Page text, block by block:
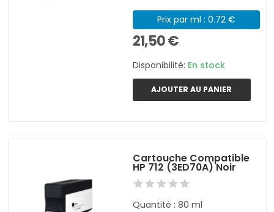
Prix par ml : 0.72 €
21,50 €
Disponibilité: En stock
AJOUTER AU PANIER
Cartouche Compatible
HP 712 (3ED70A) Noir
Quantité : 80 ml